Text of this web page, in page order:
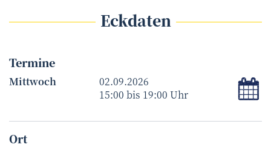
Eckdaten
Termine
Mittwoch
02.09.2026
15:00 bis 19:00 Uhr
Ort